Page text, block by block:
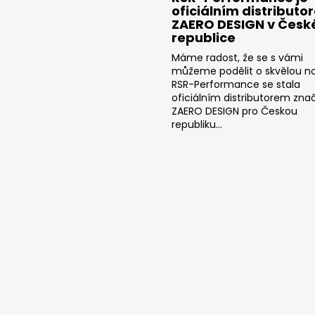
oficiálním
ZAERO DESIGN v
republice
Máme radost, že se s vámi
můžeme podělit o skvělou
RSR-Performance se stala
oficiálním distributorem
ZAERO DESIGN pro Českou
republiku...